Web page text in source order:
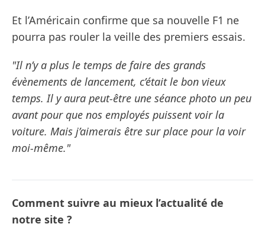
Et l’Américain confirme que sa nouvelle F1 ne
pourra pas rouler la veille des premiers essais.
"Il n’y a plus le temps de faire des grands
évènements de lancement, c’était le bon vieux
temps. Il y aura peut-être une séance photo un peu
avant pour que nos employés puissent voir la
voiture. Mais j’aimerais être sur place pour la voir
moi-même."
Comment suivre au mieux l’actualité de
notre site ?